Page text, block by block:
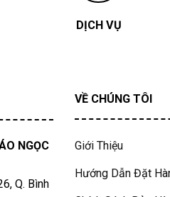
DỊCH VỤ
NGỌC
Q. Bình
VỀ CHÚNG TÔI
Giới Thiệu
Hướng Dẫn Đặt